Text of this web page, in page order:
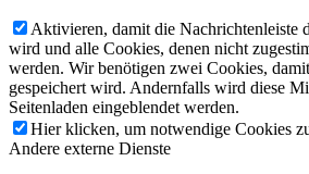
Aktivieren, damit die Nachrichtenleiste
wird und alle Cookies, denen nicht
werden. Wir benötigen zwei Cookies,
gespeichert wird. Andernfalls wird diese
Seitenladen eingeblendet werden.
Hier klicken, um notwendige Cookies
Andere externe Dienste